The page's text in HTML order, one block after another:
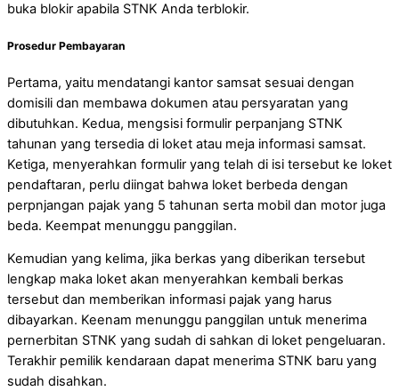
buka blokir apabila STNK Anda terblokir.
Prosedur Pembayaran
Pertama, yaitu mendatangi kantor samsat sesuai dengan
domisili dan membawa dokumen atau persyaratan yang
dibutuhkan. Kedua, mengsisi formulir perpanjang STNK
tahunan yang tersedia di loket atau meja informasi samsat.
Ketiga, menyerahkan formulir yang telah di isi tersebut ke loket
pendaftaran, perlu diingat bahwa loket berbeda dengan
perpnjangan pajak yang 5 tahunan serta mobil dan motor juga
beda. Keempat menunggu panggilan.
Kemudian yang kelima, jika berkas yang diberikan tersebut
lengkap maka loket akan menyerahkan kembali berkas
tersebut dan memberikan informasi pajak yang harus
dibayarkan. Keenam menunggu panggilan untuk menerima
pernerbitan STNK yang sudah di sahkan di loket pengeluaran.
Terakhir pemilik kendaraan dapat menerima STNK baru yang
sudah disahkan.